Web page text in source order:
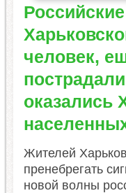
человек,
оказались
Жителей
пренебрегать
новой волны